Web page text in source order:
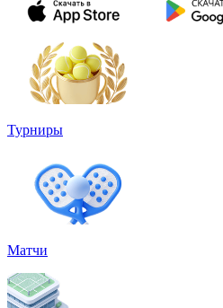
Турниры
Матчи